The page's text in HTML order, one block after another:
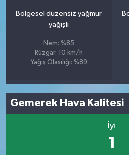
Bölgesel düzensiz yağmur
yağışlı
Nem: %85
Rüzgar: 10 km/h
Yağış Olasılığı: %89
Gemerek Hava Kalitesi
İyi
1